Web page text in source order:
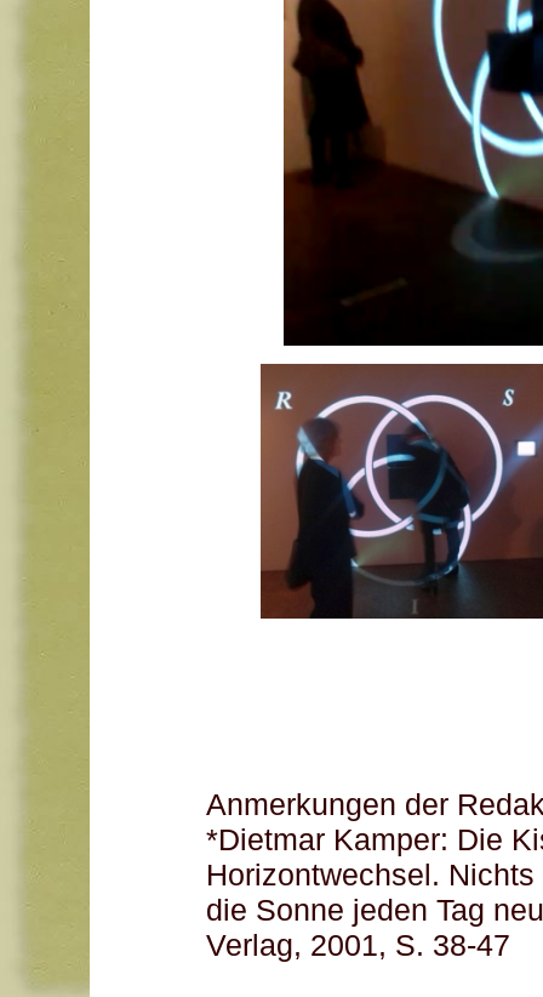
Anmerkungen der
*Dietmar Kamper: Die
Horizontwechsel.
die Sonne jeden Tag
Verlag, 2001, S. 38-47